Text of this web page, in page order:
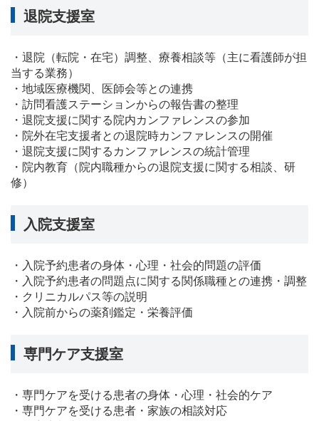
退院支援室
・退院（転院・在宅）調整、療養相談等（主に看護師が担
当する業務）
・地域医療機関、医師会等との連携
・訪問看護ステーションからの報告書の整理
・退院支援に関する院内カンファレンスの参加
・院外在宅支援者との退院時カンファレンスの開催
・退院支援に関するカンファレンスの統計管理
・院内教育（院内職種からの退院支援に関する相談、研
修）
入院支援室
・入院予約患者の身体・心理・社会的問題の評価
・入院予約患者の問題点に関する関係職種との連携・調整
・クリニカルパス等の説明
・入院前からの薬剤鑑定・栄養評価
専門ケア支援室
・専門ケアを受ける患者の身体・心理・社会的ケア
・専門ケアを受ける患者・家族の相談対応